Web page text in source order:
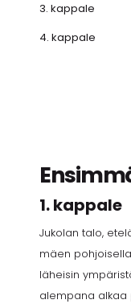
3. kappale
4. kappale
1. kappale
Jukolan talo,
mäen
läheisin
alempana alkaa